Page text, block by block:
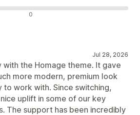
0
Jul 28, 2026
with the Homage theme. It gave
more modern, premium look
to work with. Since switching,
uplift in some of our key
The support has been incredibly